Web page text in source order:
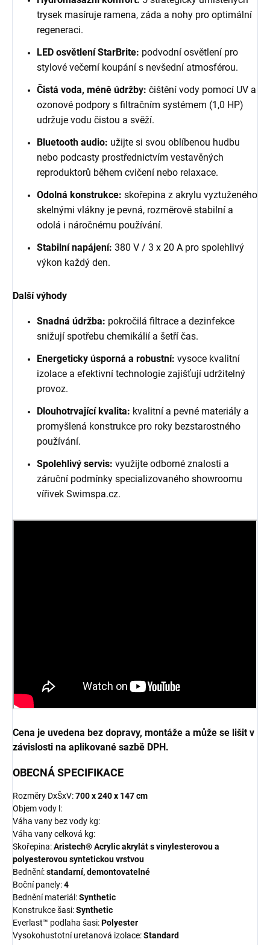
trysek masíruje ramena, záda a nohy pro optimální
regeneraci.
LED osvětlení StarBrite: podvodní osvětlení pro
stylové večerní koupání s nevšední atmosférou.
Čistá voda, méně údržby: čištění vody pomocí UV a
ozonové podpory s filtračním systémem (1,0 HP)
udržuje vodu čistou a svěží.
Bluetooth audio: užijte si svou oblíbenou hudbu
nebo podcasty prostřednictvím vestavěných
reproduktorů během cvičení nebo relaxace.
Odolná konstrukce: skořepina z akrylu vyztuženého
skelnými vlákny je pevná, rozměrově stabilní a
odolá i náročnému používání.
Stabilní napájení: 380 V / 3 x 20 A pro spolehlivý
výkon každý den.
Další výhody
Snadná údržba: pokročilá filtrace a dezinfekce
snižují spotřebu chemikálií a šetří čas.
Energeticky úsporná a robustní: vysoce kvalitní
izolace a efektivní technologie zajišťují udržitelný
provoz.
Dlouhotrvající kvalita: kvalitní a pevné materiály a
promyšlená konstrukce pro roky bezstarostného
používání.
Spolehlivý servis: využijte odborné znalosti a
záruční podmínky specializovaného showroomu
vířivek Swimspa.cz.
Cena je uvedena bez dopravy, montáže a může se lišit v
závislosti na aplikované sazbě DPH.
OBECNÁ SPECIFIKACE
Rozměry DxŠxV:700 x 240 x 147 cm
Objem vody l:
Váha vany bez vody kg:
Váha vany celková kg:
Skořepina:Aristech® Acrylic akrylát s vinylesterovou a
polyesterovou syntetickou vrstvou
Bednění:standarní, demontovatelné
Boční panely:4
Bednění materiál:Synthetic
Konstrukce šasi:Synthetic
Everlast™ podlaha šasi:Polyester
Vysokohustotní uretanová izolace:Standard